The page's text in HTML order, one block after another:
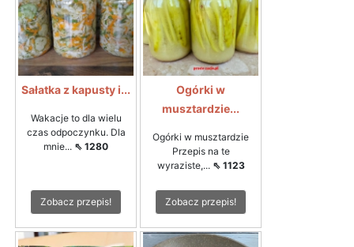
Sałatka z kapusty i...
Wakacje to dla wielu
czas odpoczynku. Dla
mnie... ⇖ 1280
Zobacz przepis!
Ogórki w
musztardzie...
Ogórki w musztardzie
Przepis na te
wyraziste,... ⇖ 1123
Zobacz przepis!